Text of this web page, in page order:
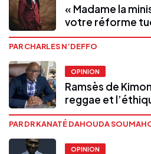
« Madame la
votre réforme
PAR CHARLES N’DEFFO
OPINION
Ramsès de
reggae et
PAR DR KANATÉ DAHOUDA
OPINION